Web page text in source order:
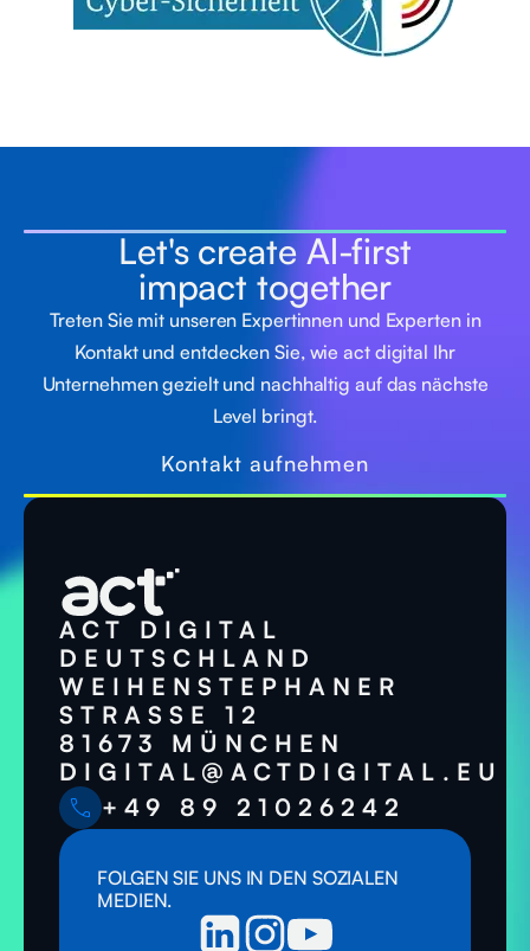
Let's create Al-first
impact together
Treten Sie mit unseren Expertinnen und Experten in
Kontakt und entdecken Sie, wie act digital Ihr
Unternehmen gezielt und nachhaltig auf das nächste
Level bringt.
Kontakt aufnehmen
ACT DIGITAL
DEUTSCHLAND
WEIHENSTEPHANER
STRASSE 12
81673 MÜNCHEN
DIGITAL@ACTDIGITAL.EU
+49 89 21026242
FOLGEN SIE UNS IN DEN SOZIALEN
MEDIEN.